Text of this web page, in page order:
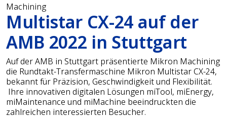
Machining
Multistar CX-24 auf der
AMB 2022 in Stuttgart
Auf der AMB in Stuttgart präsentierte Mikron Machining
die Rundtakt-Transfermaschine Mikron Multistar CX-24,
bekannt für Präzision, Geschwindigkeit und Flexibilität.
Ihre innovativen digitalen Lösungen miTool, miEnergy,
miMaintenance und miMachine beeindruckten die
zahlreichen interessierten Besucher.